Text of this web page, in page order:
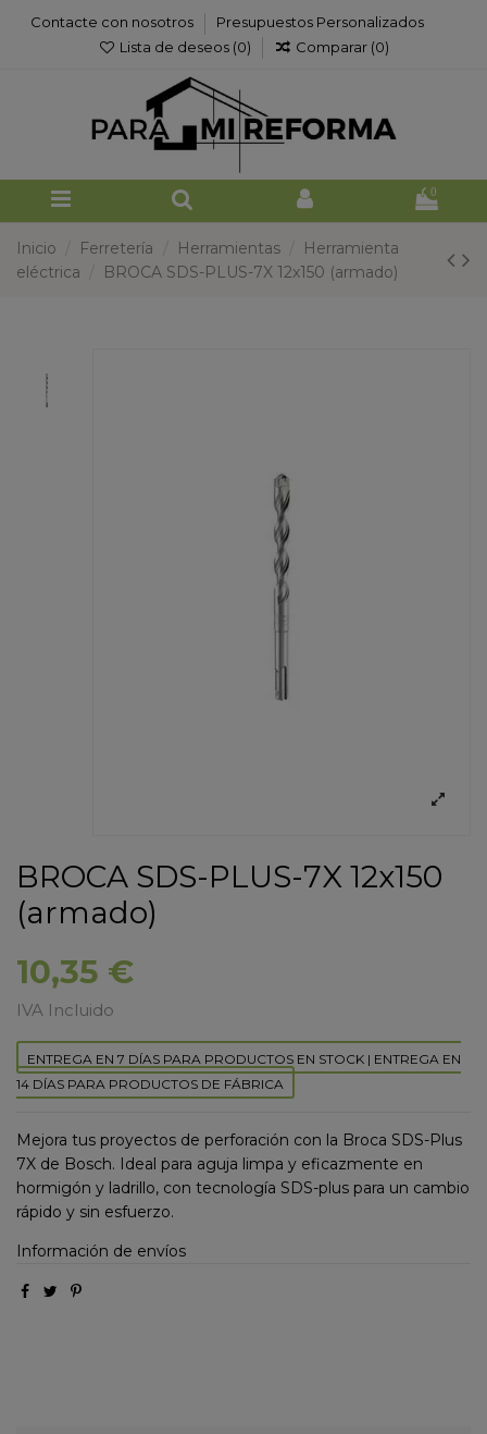
Contacte con nosotros
Presupuestos Personalizados
Lista de deseos (0) Comparar (0)
0
Inicio Ferretería Herramientas
Herramienta
eléctrica
BROCA SDS-PLUS-7X 12x150 (armado)
BROCA SDS-PLUS-7X 12x150
(armado)
10,35 €
IVA Incluido
ENTREGA EN 7 DÍAS PARA PRODUCTOS EN STOCK | ENTREGA EN
14 DÍAS PARA PRODUCTOS DE FÁBRICA
Mejora tus proyectos de perforación con la Broca SDS-Plus
7X de Bosch. Ideal para aguja limpa y eficazmente en
hormigón y ladrillo, con tecnología SDS-plus para un cambio
rápido y sin esfuerzo.
Información de envíos